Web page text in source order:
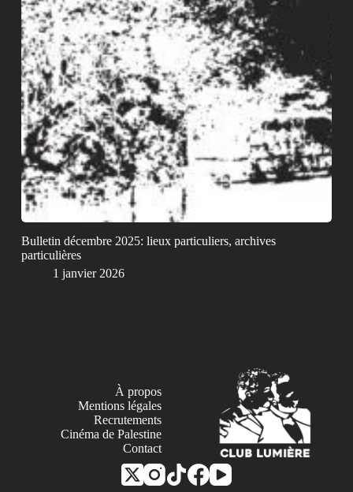
Bulletin décembre 2025: lieux particuliers, archives
particulières
1 janvier 2026
À propos
Mentions légales
Recrutements
Cinéma de Palestine
Contact